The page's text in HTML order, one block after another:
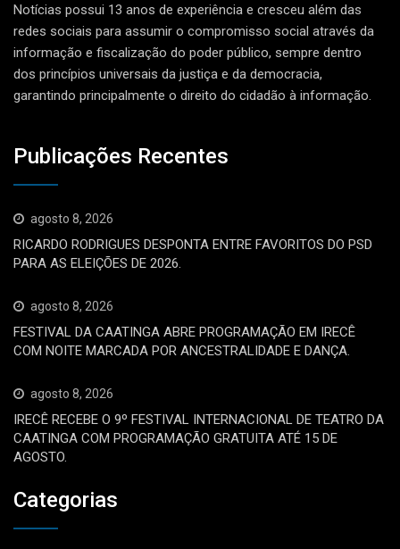
Notícias possui 13 anos de experiência e cresceu além das
redes sociais para assumir o compromisso social através da
informação e fiscalização do poder público, sempre dentro
dos princípios universais da justiça e da democracia,
garantindo principalmente o direito do cidadão à informação.
Publicações Recentes
agosto 8, 2026
RICARDO RODRIGUES DESPONTA ENTRE FAVORITOS DO PSD
PARA AS ELEIÇÕES DE 2026.
agosto 8, 2026
FESTIVAL DA CAATINGA ABRE PROGRAMAÇÃO EM IRECÊ
COM NOITE MARCADA POR ANCESTRALIDADE E DANÇA.
agosto 8, 2026
IRECÊ RECEBE O 9º FESTIVAL INTERNACIONAL DE TEATRO DA
CAATINGA COM PROGRAMAÇÃO GRATUITA ATÉ 15 DE
AGOSTO.
Categorias